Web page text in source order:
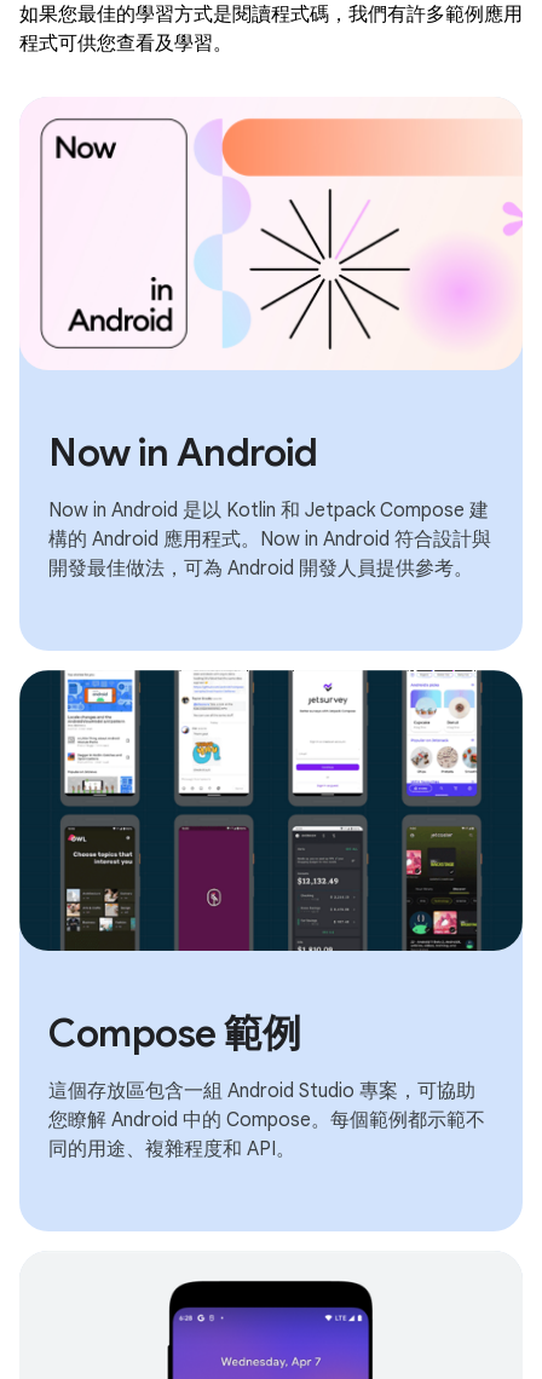
如果您最佳的學習方式是閱讀程式碼，我們有許多範例應用
程式可供您查看及學習。
Now in Android
Now in Android 是以 Kotlin 和 Jetpack Compose 建
構的 Android 應用程式。Now in Android 符合設計與
開發最佳做法，可為 Android 開發人員提供參考。
Compose 範例
這個存放區包含一組 Android Studio 專案，可協助
您瞭解 Android 中的 Compose。每個範例都示範不
同的用途、複雜程度和 API。